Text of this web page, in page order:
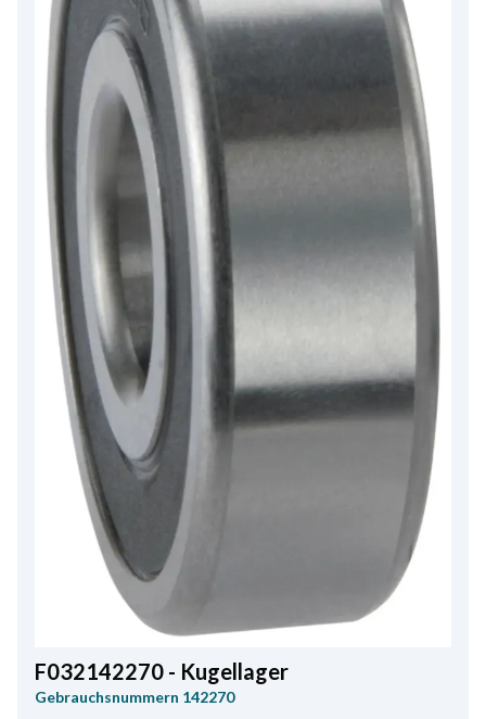
F032142270 - Kugellager
Gebrauchsnummern 142270